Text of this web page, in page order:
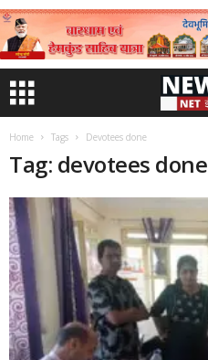
Home Tags Devotees done
Tag: devotees done